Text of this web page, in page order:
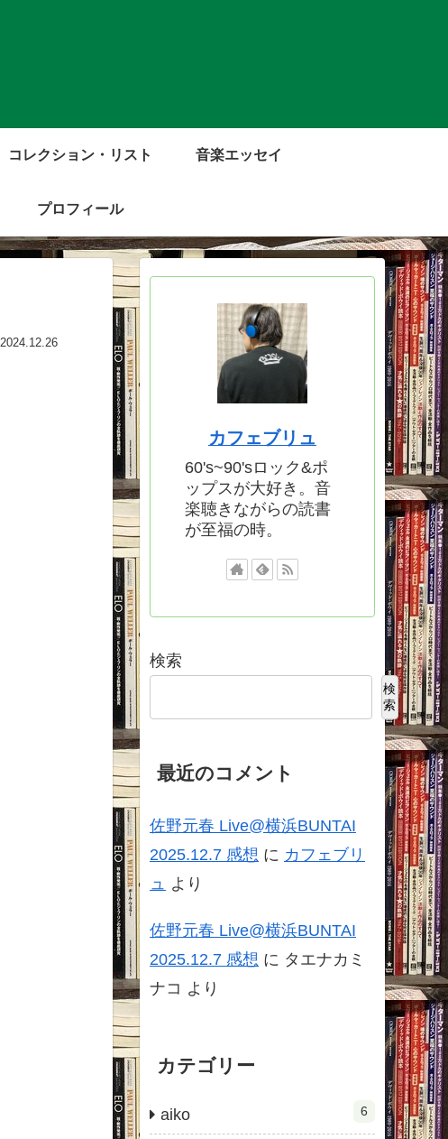
コレクション・リスト 音楽エッセイ
プロフィール
2024.12.26
カフェブリュ
60's~90'sロック&ポ
ップスが大好き。音
楽聴きながらの読書
が至福の時。
検索
検
索
最近のコメント
佐野元春 Live@横浜BUNTAI
2025.12.7 感想 に カフェブリ
ュ より
佐野元春 Live@横浜BUNTAI
2025.12.7 感想 に タエナカミ
ナコ より
カテゴリー
aiko 6